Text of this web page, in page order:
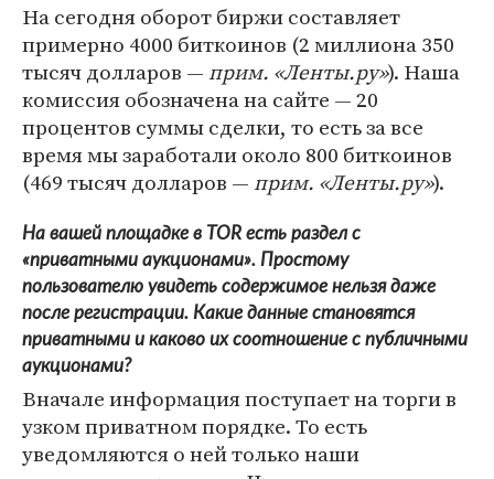
На сегодня оборот биржи составляет
примерно 4000 биткоинов (2 миллиона 350
тысяч долларов — прим. «Ленты.ру»). Наша
комиссия обозначена на сайте — 20
процентов суммы сделки, то есть за все
время мы заработали около 800 биткоинов
(469 тысяч долларов — прим. «Ленты.ру»).
На вашей площадке в TOR есть раздел с
«приватными аукционами». Простому
пользователю увидеть содержимое нельзя даже
после регистрации. Какие данные становятся
приватными и каково их соотношение с публичными
аукционами?
Вначале информация поступает на торги в
узком приватном порядке. То есть
уведомляются о ней только наши